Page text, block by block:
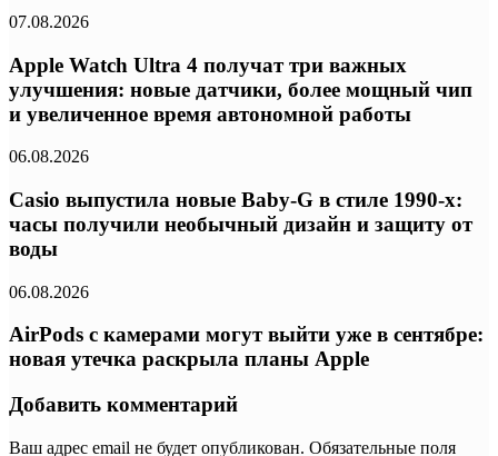
07.08.2026
Apple Watch Ultra 4 получат три важных
улучшения: новые датчики, более мощный чип
и увеличенное время автономной работы
06.08.2026
Casio выпустила новые Baby-G в стиле 1990-х:
часы получили необычный дизайн и защиту от
воды
06.08.2026
AirPods с камерами могут выйти уже в сентябре:
новая утечка раскрыла планы Apple
Добавить комментарий
Ваш адрес email не будет опубликован. Обязательные поля